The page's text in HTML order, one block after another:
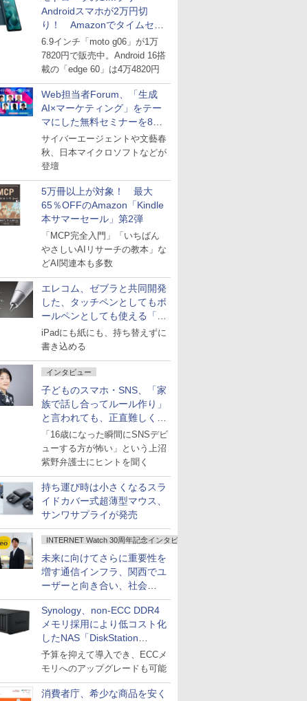
Androidスマホが2万円切
り！ Amazonでタイムセー
ル
6.9インチ「moto g06」が1万
7820円で販売中。Android 16搭
載の「edge 60」は4万4820円
Web担当者Forum、「生成
AI×マーケティング」をテー
マにした無料セミナーを8月
27日にオンライン開催
サイバーエージェントや文藝春
秋、日本マイクロソフトなどが
登壇
5万冊以上が対象！ 最大
65％OFFのAmazon「Kindle
本サマーセール」第2弾
「MCP完全入門」「いちばん
やさしいAIリサーチの教本」な
どAI関連本も多数
エレコム、ゼブラと共同開発
した、タッチペンとしてもボ
ールペンとしても使える「ス
タイラスツーウェイ」発売
iPadにも紙にも、持ち替えずに
書き込める
インタビュー
子どものスマホ・SNS、「家
族で話し合ってルール作り」
と言われても、正直難しくな
いですか？
「16歳になった瞬間にSNSデビ
ューする方が怖い」という上沼
紫野弁護士にヒントを聞く
持ち運び時は小さくなるスラ
イドカバー式超薄型マウス、
サンワサプライが発売
INTERNET Watch 30周年記念インタビュー
未来に向けてさらに重要性を
増す通信インフラ、関西でユ
ーザーと向き合い、社会
の“あたらしい”を起動し続け
る～オプテージ
Synology、non-ECC DDR4
メモリ採用により低コスト化
したNAS「DiskStation
neo+」シリーズ
予算を抑えて導入でき、ECCメ
モリへのアップグレードも可能
消費者庁、希少な商品を安く